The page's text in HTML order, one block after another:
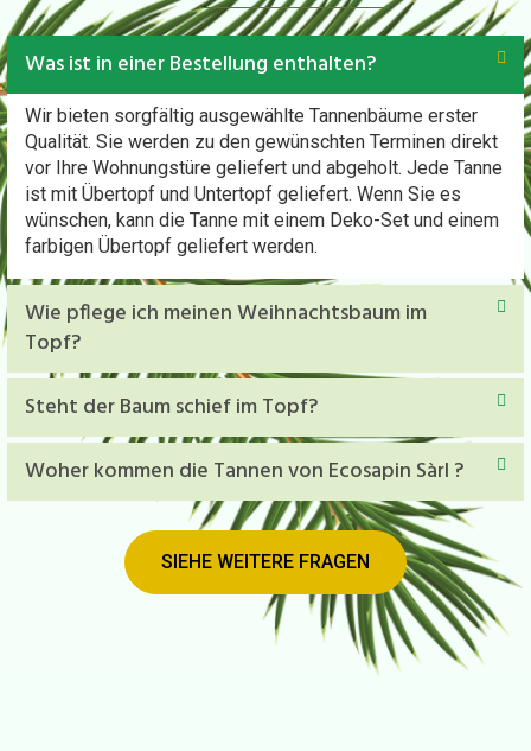
Was ist in einer Bestellung enthalten?
Wir bieten sorgfältig ausgewählte Tannenbäume erster
Qualität. Sie werden zu den gewünschten Terminen direkt
vor Ihre Wohnungstüre geliefert und abgeholt. Jede Tanne
ist mit Übertopf und Untertopf geliefert. Wenn Sie es
wünschen, kann die Tanne mit einem Deko-Set und einem
farbigen Übertopf geliefert werden.
Wie pflege ich meinen Weihnachtsbaum im
Topf?
Steht der Baum schief im Topf?
Woher kommen die Tannen von Ecosapin Sàrl ?
SIEHE WEITERE FRAGEN